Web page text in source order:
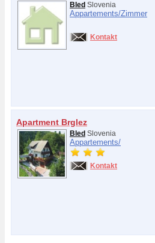
Bled Slovenia
Appartements/Zimmer
Kontakt
Apartment Brglez
Bled Slovenia
Appartements/
Kontakt